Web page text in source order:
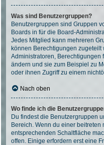
Was sind Benutzergruppen?
Benutzergruppen sind Gruppen
Boards in für die Board-
Jedes Mitglied kann mehreren
können Berechtigungen
Administratoren, Berechtigungen
ändern und sie zum Beispiel zu
oder ihnen Zugriff zu einem
Nach oben
Wo finde ich die
Du findest die Benutzergruppen
Bereich. Wenn du einer beitreten
entsprechenden Schaltfläche
offen. Einige erfordern erst eine